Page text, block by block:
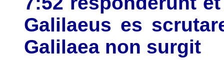
Galilaeus es
Galilaea non surgit